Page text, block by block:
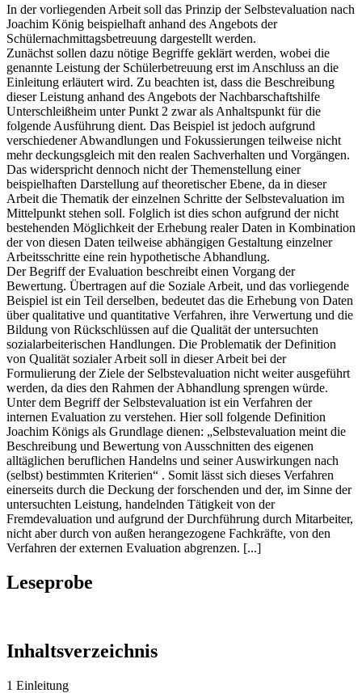
In der vorliegenden Arbeit soll das Prinzip der Selbstevaluation nach
Joachim König beispielhaft anhand des Angebots der
Schülernachmittagsbetreuung dargestellt werden.
Zunächst sollen dazu nötige Begriffe geklärt werden, wobei die
genannte Leistung der Schülerbetreuung erst im Anschluss an die
Einleitung erläutert wird. Zu beachten ist, dass die Beschreibung
dieser Leistung anhand des Angebots der Nachbarschaftshilfe
Unterschleißheim unter Punkt 2 zwar als Anhaltspunkt für die
folgende Ausführung dient. Das Beispiel ist jedoch aufgrund
verschiedener Abwandlungen und Fokussierungen teilweise nicht
mehr deckungsgleich mit den realen Sachverhalten und Vorgängen.
Das widerspricht dennoch nicht der Themenstellung einer
beispielhaften Darstellung auf theoretischer Ebene, da in dieser
Arbeit die Thematik der einzelnen Schritte der Selbstevaluation im
Mittelpunkt stehen soll. Folglich ist dies schon aufgrund der nicht
bestehenden Möglichkeit der Erhebung realer Daten in Kombination
der von diesen Daten teilweise abhängigen Gestaltung einzelner
Arbeitsschritte eine rein hypothetische Abhandlung.
Der Begriff der Evaluation beschreibt einen Vorgang der
Bewertung. Übertragen auf die Soziale Arbeit, und das vorliegende
Beispiel ist ein Teil derselben, bedeutet das die Erhebung von Daten
über qualitative und quantitative Verfahren, ihre Verwertung und die
Bildung von Rückschlüssen auf die Qualität der untersuchten
sozialarbeiterischen Handlungen. Die Problematik der Definition
von Qualität sozialer Arbeit soll in dieser Arbeit bei der
Formulierung der Ziele der Selbstevaluation nicht weiter ausgeführt
werden, da dies den Rahmen der Abhandlung sprengen würde.
Unter dem Begriff der Selbstevaluation ist ein Verfahren der
internen Evaluation zu verstehen. Hier soll folgende Definition
Joachim Königs als Grundlage dienen: „Selbstevaluation meint die
Beschreibung und Bewertung von Ausschnitten des eigenen
alltäglichen beruflichen Handelns und seiner Auswirkungen nach
(selbst) bestimmten Kriterien“ . Somit lässt sich dieses Verfahren
einerseits durch die Deckung der forschenden und der, im Sinne der
untersuchten Leistung, handelnden Tätigkeit von der
Fremdevaluation und aufgrund der Durchführung durch Mitarbeiter,
nicht aber durch von außen herangezogene Fachkräfte, von den
Verfahren der externen Evaluation abgrenzen. [...]
Leseprobe
Inhaltsverzeichnis
1 Einleitung